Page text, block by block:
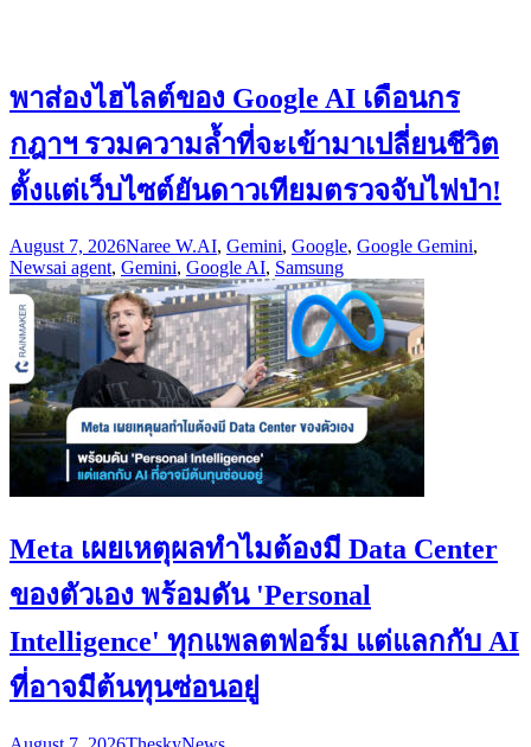
พาส่องไฮไลต์ของ Google AI เดือนกร
กฎาฯ รวมความล้ำที่จะเข้ามาเปลี่ยนชีวิต
ตั้งแต่เว็บไซต์ยันดาวเทียมตรวจจับไฟป่า!
August 7, 2026Naree W.AI, Gemini, Google, Google Gemini,
Newsai agent, Gemini, Google AI, Samsung
Meta เผยเหตุผลทำไมต้องมี Data Center
ของตัวเอง พร้อมดัน 'Personal
Intelligence' ทุกแพลตฟอร์ม แต่แลกกับ AI
ที่อาจมีต้นทุนซ่อนอยู่